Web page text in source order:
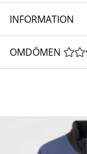
INFORMATION
OMDÖMEN